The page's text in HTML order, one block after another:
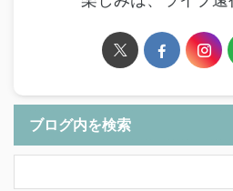
ブログ内を検索